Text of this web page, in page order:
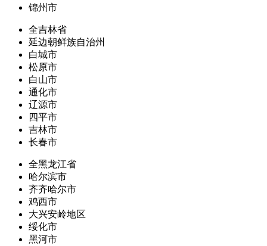
锦州市
全吉林省
延边朝鲜族自治州
白城市
松原市
白山市
通化市
辽源市
四平市
吉林市
长春市
全黑龙江省
哈尔滨市
齐齐哈尔市
鸡西市
大兴安岭地区
绥化市
黑河市